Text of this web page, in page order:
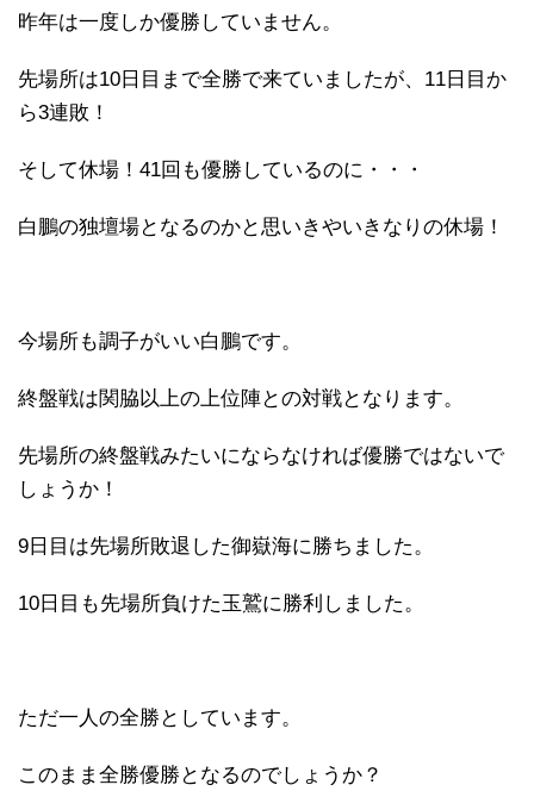
昨年は一度しか優勝していません。
先場所は10日目まで全勝で来ていましたが、11日目か
ら3連敗！
そして休場！41回も優勝しているのに・・・
白鵬の独壇場となるのかと思いきやいきなりの休場！
今場所も調子がいい白鵬です。
終盤戦は関脇以上の上位陣との対戦となります。
先場所の終盤戦みたいにならなければ優勝ではないで
しょうか！
9日目は先場所敗退した御嶽海に勝ちました。
10日目も先場所負けた玉鷲に勝利しました。
ただ一人の全勝としています。
このまま全勝優勝となるのでしょうか？